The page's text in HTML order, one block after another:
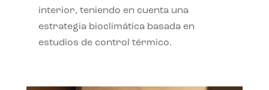
interior, teniendo en cuenta una
estrategia bioclimática basada en
estudios de control térmico.